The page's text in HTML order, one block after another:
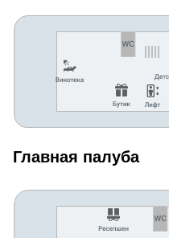
Главная палуба